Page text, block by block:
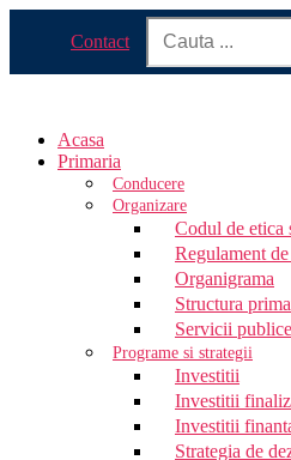
Contact
Acasa
Primaria
Conducere
Organizare
Codul de etica
Regulament
Organigrama
Structura
Servicii
Programe si strategii
Investitii
Investitii
Investitii
Strategia de